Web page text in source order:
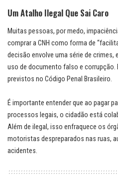
Um Atalho Ilegal Que Sai Caro
Muitas pessoas, por medo,
comprar a CNH como forma de
decisão envolve uma série de crimes,
uso de documento falso e
previstos no Código Penal Brasileiro.
É importante entender que ao pagar
processos legais, o cidadão está
Além de ilegal, isso enfraquece os
motoristas despreparados nas ruas,
acidentes.